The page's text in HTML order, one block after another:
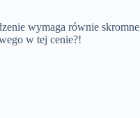
wymaga równie
w tej cenie?!